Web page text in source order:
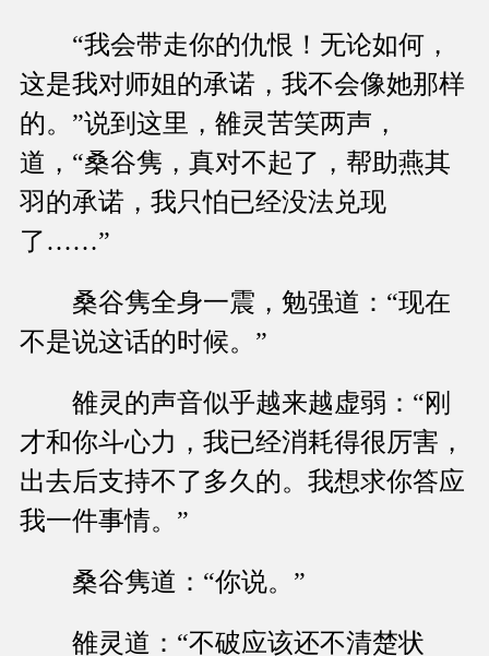
“我会带走你的仇恨！无论如何，
这是我对师姐的承诺，我不会像她那样
的。”说到这里，雒灵苦笑两声，
道，“桑谷隽，真对不起了，帮助燕其
羽的承诺，我只怕已经没法兑现
了……”
桑谷隽全身一震，勉强道：“现在
不是说这话的时候。”
雒灵的声音似乎越来越虚弱：“刚
才和你斗心力，我已经消耗得很厉害，
出去后支持不了多久的。我想求你答应
我一件事情。”
桑谷隽道：“你说。”
雒灵道：“不破应该还不清楚状